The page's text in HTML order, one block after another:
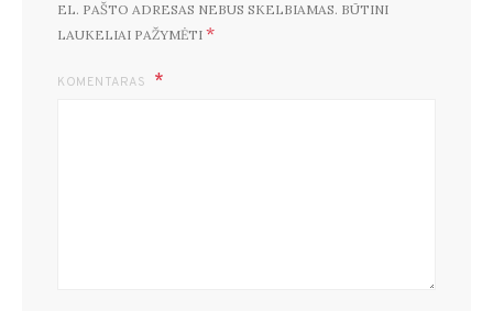
EL. PAŠTO ADRESAS NEBUS SKELBIAMAS. BŪTINI
LAUKELIAI PAŽYMĖTI *
KOMENTARAS